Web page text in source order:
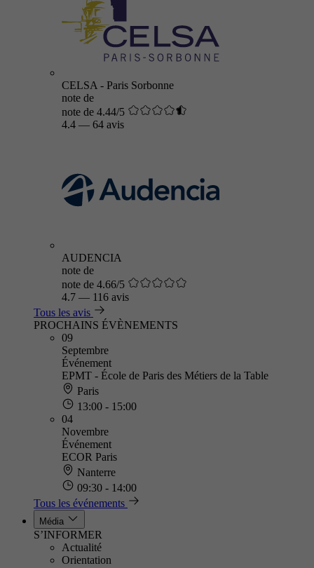
CELSA - Paris Sorbonne
note de
note de 4.44/5
4.4 — 64 avis
AUDENCIA
note de
note de 4.66/5
4.7 — 116 avis
Tous les avis
PROCHAINS ÉVÈNEMENTS
09
Septembre
Événement
EPMT - École de Paris des Métiers de la Table
Paris
13:00 - 15:00
04
Novembre
Événement
ECOR Paris
Nanterre
09:30 - 14:00
Tous les événements
Média
S’INFORMER
Actualité
Orientation